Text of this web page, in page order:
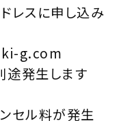
レスに申し込み
g.com
途発生します
セル料が発生